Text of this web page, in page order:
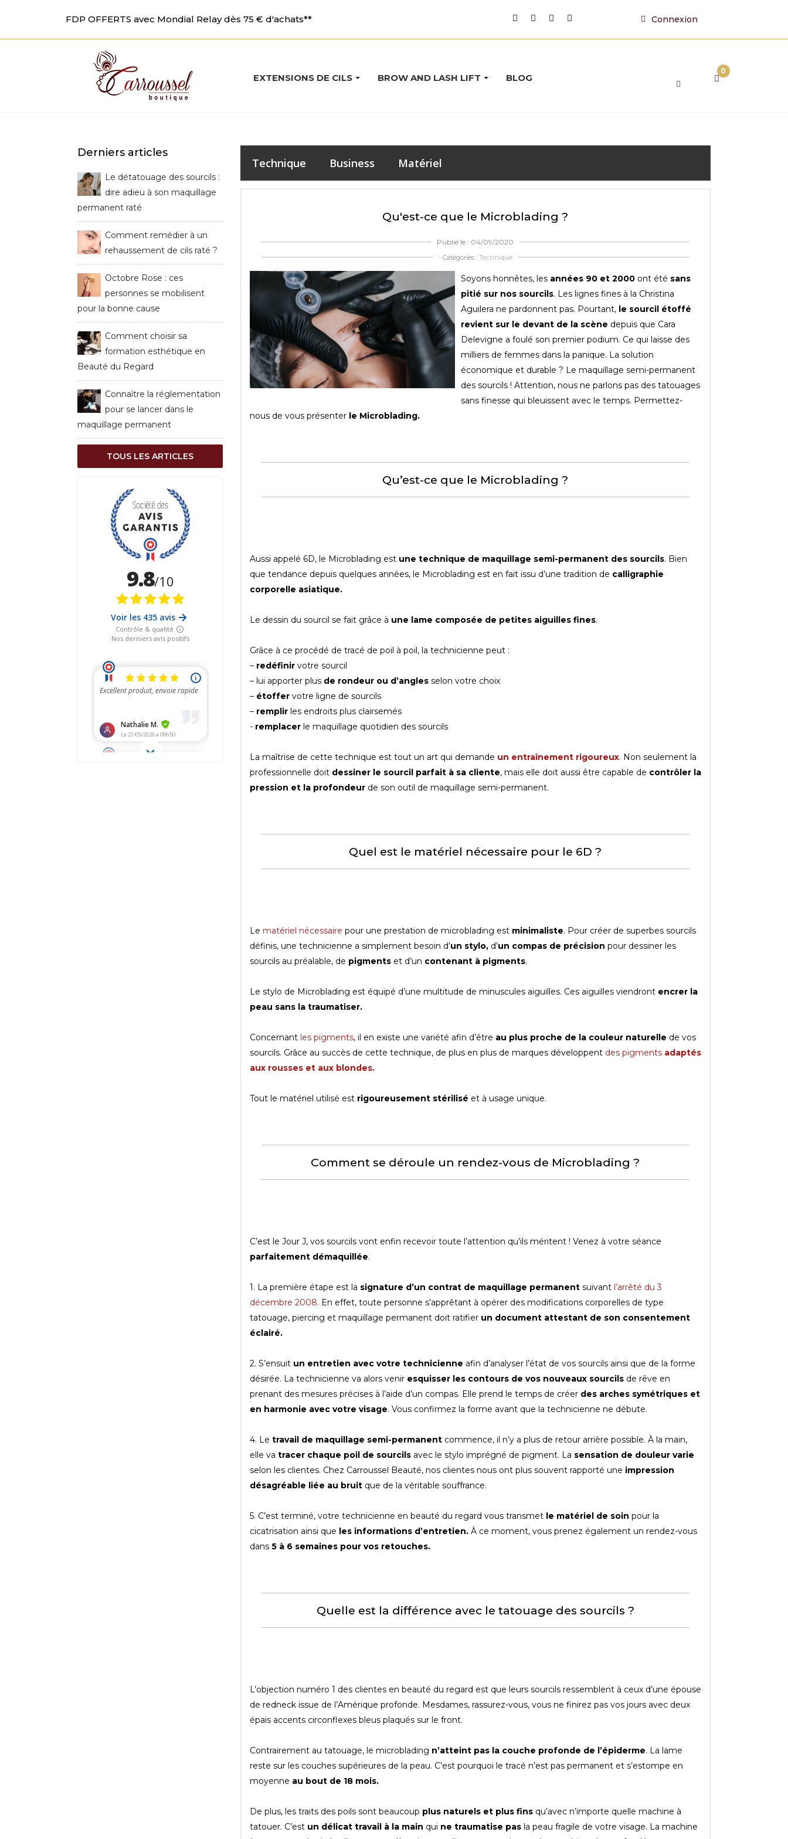
FDP OFFERTS avec Mondial Relay dès 75 € d'achats** Connexion
EXTENSIONS DE CILS BROW AND LASH LIFT BLOG
0
Derniers articles
Le détatouage des sourcils :
dire adieu à son maquillage
permanent raté
Comment remédier à un
rehaussement de cils raté ?
Octobre Rose : ces
personnes se mobilisent
pour la bonne cause
Comment choisir sa
formation esthétique en
Beauté du Regard
Connaître la réglementation
pour se lancer dans le
maquillage permanent
TOUS LES ARTICLES
Technique Business Matériel
Qu'est-ce que le Microblading ?
Publié le : 04/09/2020
- Catégories : Technique
Soyons honnêtes, les années 90 et 2000ont été sans
pitié sur nos sourcils. Les lignes fines à la Christina
Aguilera ne pardonnent pas. Pourtant, le sourcil étoffé
revient sur le devant de la scène depuis que Cara
Delevigne a foulé son premier podium. Ce qui laisse des
milliers de femmes dans la panique. La solution
économique et durable ? Le maquillage semi-permanent
des sourcils ! Attention, nous ne parlons pas des tatouages
sans finesse qui bleuissent avec le temps. Permettez-
nous de vous présenterle Microblading.
Qu’est-ce que le Microblading ?
Aussi appelé 6D, le Microblading est une technique de maquillage semi-permanent des sourcils. Bien
que tendance depuis quelques années, le Microblading est en fait issu d’une tradition de calligraphie
corporelle asiatique.
Le dessin du sourcil se fait grâce à une lame composée de petites aiguilles fines.
Grâce à ce procédé de tracé de poil à poil, la technicienne peut :
– redéfinirvotre sourcil
– lui apporter plus de rondeur ou d’anglesselon votre choix
– étoffervotre ligne de sourcils
– remplirles endroits plus clairsemés
- remplacerle maquillage quotidien des sourcils
La maîtrise de cette technique est tout un art qui demande un entraînement rigoureux. Non seulement la
professionnelle doit dessiner le sourcil parfait à sa cliente, mais elle doit aussi être capable de contrôler la
pression et la profondeurde son outil de maquillage semi-permanent.
Quel est le matériel nécessaire pour le 6D ?
Le matériel nécessaire pour une prestation de microblading est minimaliste. Pour créer de superbes sourcils
définis, une technicienne a simplement besoin d’un stylo,d’un compas de précision pour dessiner les
sourcils au préalable, de pigmentset d’un contenant à pigments.
Le stylo de Microblading est équipé d’une multitude de minuscules aiguilles. Ces aiguilles viendront encrer la
peau sans la traumatiser.
Concernantles pigments, il en existe une variété afin d’être au plus proche de la couleur naturelle de vos
sourcils. Grâce au succès de cette technique, de plus en plus de marques développent des pigments adaptés
aux rousses et aux blondes.
Tout le matériel utilisé estrigoureusement stérilisé et à usage unique.
Comment se déroule un rendez-vous de Microblading ?
C’est le Jour J, vos sourcils vont enfin recevoir toute l’attention qu’ils méritent ! Venez à votre séance
parfaitement démaquillée.
1. La première étape est la signature d’un contrat de maquillage permanentsuivantl’arrêté du 3
décembre 2008. En effet, toute personne s’apprêtant à opérer des modifications corporelles de type
tatouage, piercing et maquillage permanent doit ratifierun document attestant de son consentement
éclairé.
2. S’ensuitun entretien avec votre technicienne afin d’analyser l’état de vos sourcils ainsi que de la forme
désirée. La technicienne va alors venir esquisser les contours de vos nouveaux sourcilsde rêve en
prenant des mesures précises à l’aide d’un compas. Elle prend le temps de créerdes arches symétriques et
en harmonie avec votre visage. Vous confirmez la forme avant que la technicienne ne débute.
4. Le travail de maquillage semi-permanent commence, il n’y a plus de retour arrière possible. À la main,
elle va tracer chaque poil de sourcilsavec le stylo imprégné de pigment. La sensation de douleur varie
selon les clientes. Chez Carroussel Beauté, nos clientes nous ont plus souvent rapporté une impression
désagréable liée au bruitque de la véritable souffrance.
5. C’est terminé, votre technicienne en beauté du regard vous transmet le matériel de soin pour la
cicatrisation ainsi que les informations d’entretien.À ce moment, vous prenez également un rendez-vous
dans5 à 6 semaines pour vos retouches.
Quelle est la différence avec le tatouage des sourcils ?
L’objection numéro 1 des clientes en beauté du regard est que leurs sourcils ressemblent à ceux d’une épouse
de redneck issue de l’Amérique profonde. Mesdames, rassurez-vous, vous ne finirez pas vos jours avec deux
épais accents circonflexes bleus plaqués sur le front.
Contrairement au tatouage, le microblading n’atteint pas la couche profonde de l’épiderme. La lame
reste sur les couches supérieures de la peau. C’est pourquoi le tracé n’est pas permanent et s’estompe en
moyenne au bout de 18 mois.
De plus, les traits des poils sont beaucoup plus naturels et plus finsqu’avec n’importe quelle machine à
tatouer. C’est un délicat travail à la main qui ne traumatise pasla peau fragile de votre visage. La machine